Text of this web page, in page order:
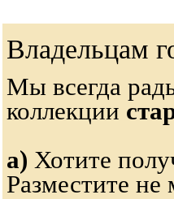
Владельцам
Мы всегда
коллекции
а) Хотите
Разместите